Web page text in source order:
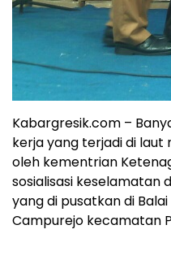
Kabargresik.com –
kerja yang terjadi di
oleh kementrian
sosialisasi keselamatan
yang di pusatkan di
Campurejo kecamatan